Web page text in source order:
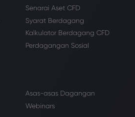
Senarai Aset CFD
Syarat Berdagang
Kalkulator Berdagang CFD
Perdagangan Sosial
Asas-asas Dagangan
Webinars